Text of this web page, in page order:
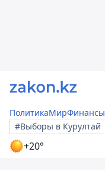
ПолитикаМирФинансы
#Выборы в Курултай
+20°